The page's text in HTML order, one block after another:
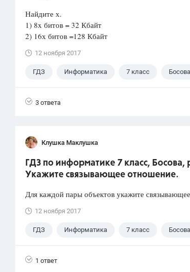
Найдите х.
1) 8x битов = 32 Кбайт
2) 16х битов =128 Кбайт
12 ноября 2017
ГДЗ Информатика 7 класс
3 ответа
Клушка Маклушка
ГДЗ по информатике 7 класс, Босова,
Укажите связывающее отношение.
Для каждой пары объектов укажите
12 ноября 2017
ГДЗ Информатика 7 класс
1 ответ